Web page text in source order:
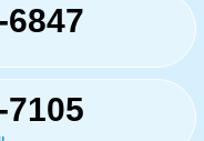
6847
7105